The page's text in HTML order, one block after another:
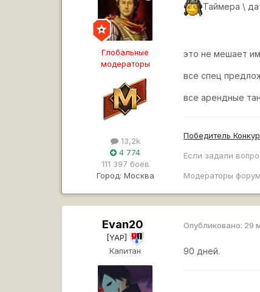
Глобальные
модераторы
13,2k
4 774
111 397 боёв
Город: Москва
Таймера \
это не мешает
все спец
все арендные
Победитель
Если задали
Модераторы
Evan20
[YAP]
Капитан
Опубликовано: 29
90 дней.